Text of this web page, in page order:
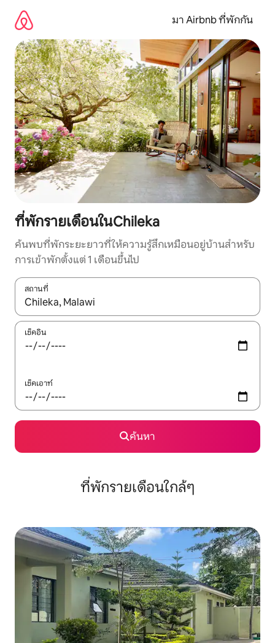
เนื้อหา
มา Airbnb ที่พักกัน
ที่พักรายเดือนในChileka
ค้นพบที่พักระยะยาวที่ให้ความรู้สึกเหมือนอยู่บ้านสำหรับ
การเข้าพักตั้งแต่ 1 เดือนขึ้นไป
สถานที่
ใช้ลูกศรขึ้นลง หรือใช้การสัมผัสหรือปัด เพื่อสำรวจผลการค้นหา
เช็คอิน
เช็คเอาท์
ค้นหา
ที่พักรายเดือนใกล้ๆ